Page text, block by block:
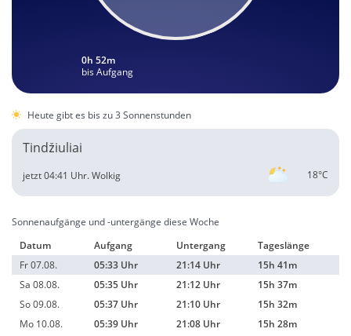
0h 52m
bis Aufgang
Heute gibt es bis zu 3 Sonnenstunden
Tindžiuliai
18°C
jetzt 04:41 Uhr.Wolkig
Sonnenaufgänge und -untergänge diese Woche
Datum
Aufgang Untergang
Tageslänge
Fr 07.08.
05:33 Uhr 21:14 Uhr
15h 41m
Sa 08.08.
05:35 Uhr 21:12 Uhr
15h 37m
So 09.08.
05:37 Uhr 21:10 Uhr
15h 32m
Mo 10.08.
05:39 Uhr 21:08 Uhr
15h 28m